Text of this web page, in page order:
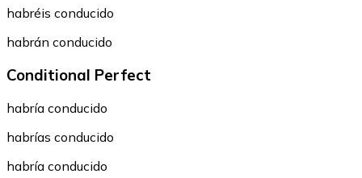
habréis conducido
habrán conducido
Conditional Perfect
habría conducido
habrías conducido
habría conducido